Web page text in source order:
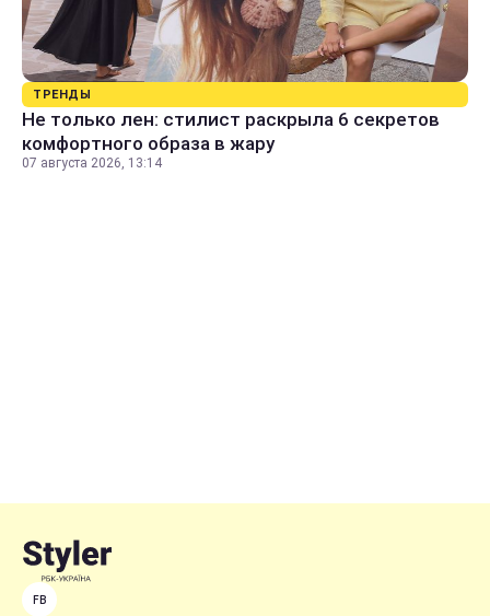
ТРЕНДЫ
Не только лен: стилист раскрыла 6 секретов
комфортного образа в жару
07 августа 2026, 13:14
FB